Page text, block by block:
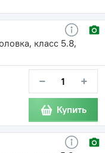
класс 5.8,
− +
Купить